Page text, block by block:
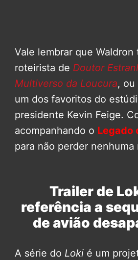
Vale lembrar que Waldron
roteirista de Doutor
Multiverso da Loucura, ou
um dos favoritos do
presidente Kevin Feige.
acompanhando o Legado
para não perder nenhuma
Trailer de
referência a
de avião
A série do Loki é um